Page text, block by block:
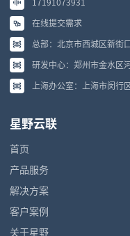
在线提交需求
总部：北京市西城区新街
研发中心：郑州市金水区
上海办公室：上海市闵行
星野云联
首页
产品服务
解决方案
客户案例
关于星野